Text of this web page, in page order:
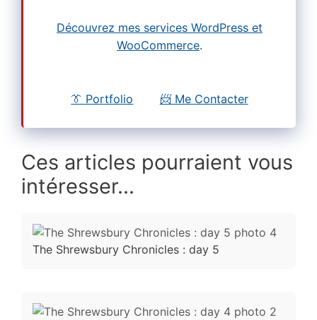
Découvrez mes services WordPress et
WooCommerce.
👔 Portfolio 📨 Me Contacter
Ces articles pourraient vous
intéresser...
The Shrewsbury Chronicles : day 5